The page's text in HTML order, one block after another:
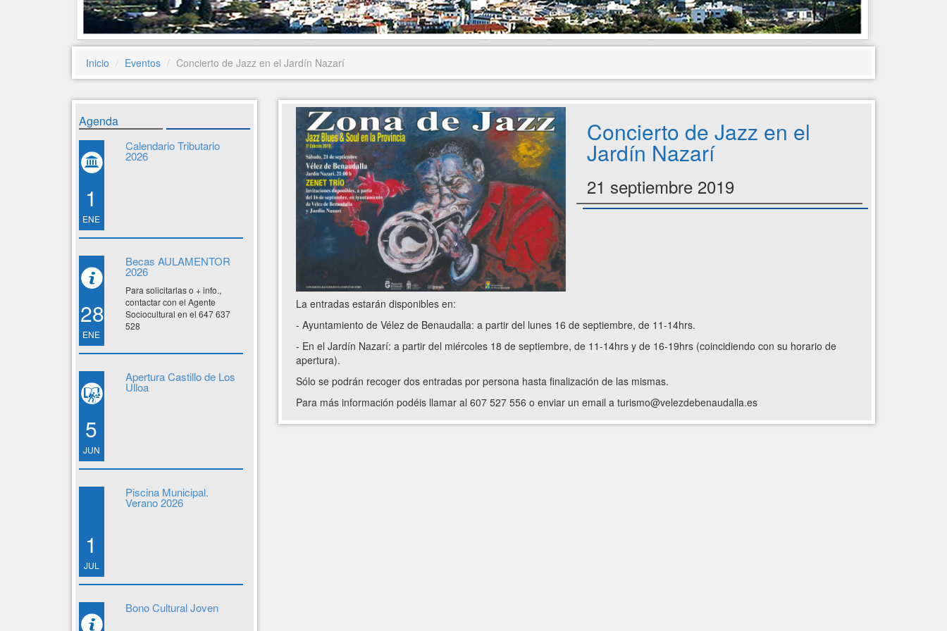
Inicio Eventos Concierto de Jazz en el Jardín Nazarí
Agenda
1
ENE
Calendario Tributario
2026
28
ENE
Becas AULAMENTOR
2026
Para solicitarlas o + info.,
contactar con el Agente
Sociocultural en el 647 637
528
5
JUN
Apertura Castillo de Los
Ulloa
1
JUL
Piscina Municipal.
Verano 2026
Bono Cultural Joven
Concierto de Jazz en el
Jardín Nazarí
21 septiembre 2019
La entradas estarán disponibles en:
- Ayuntamiento de Vélez de Benaudalla: a partir del lunes 16 de septiembre, de 11-14hrs.
- En el Jardín Nazarí: a partir del miércoles 18 de septiembre, de 11-14hrs y de 16-19hrs (coincidiendo con su horario de
apertura).
Sólo se podrán recoger dos entradas por persona hasta finalización de las mismas.
Para más información podéis llamar al 607 527 556 o enviar un email a turismo@velezdebenaudalla.es